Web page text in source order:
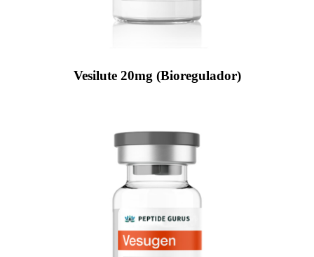
Vesilute 20mg (Bioregulador)